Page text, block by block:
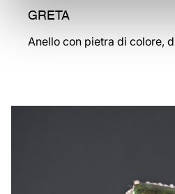
GRETA
Anello con pietra di colore,